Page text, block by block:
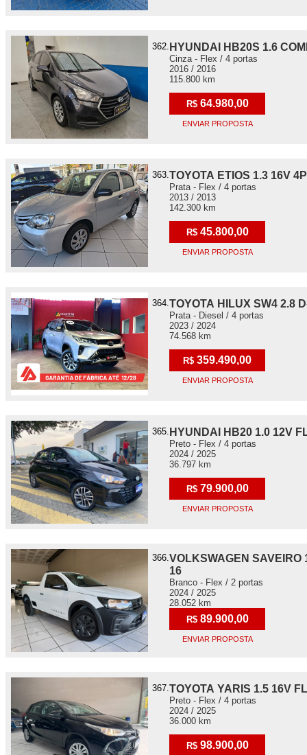
362. HYUNDAI HB20S 1.6
Cinza - Flex / 4 portas
2016 / 2016
115.800 km
R$ 64.980,00
ENVIAR PROPOSTA
363.TOYOTA ETIOS 1.3 16V 4P
Prata - Flex / 4 portas
2013 / 2013
142.300 km
R$ 45.800,00
ENVIAR PROPOSTA
364.TOYOTA HILUX SW4 2.8
Prata - Diesel / 4 portas
2023 / 2024
74.568 km
R$ 359.490,00
ENVIAR PROPOSTA
365. HYUNDAI HB20 1.0 12V
Preto - Flex / 4 portas
2024 / 2025
36.797 km
R$ 79.900,00
ENVIAR PROPOSTA
366.VOLKSWAGEN SAVEIRO
16
Branco - Flex / 2 portas
2024 / 2025
28.052 km
R$ 89.900,00
ENVIAR PROPOSTA
367.TOYOTA YARIS 1.5 16V
Preto - Flex / 4 portas
2024 / 2025
36.000 km
R$ 98.900,00